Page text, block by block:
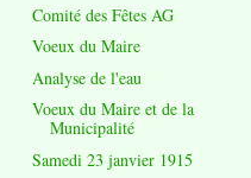
Comité des Fêtes AG
Voeux du Maire
Analyse de l'eau
Voeux du Maire et de la
Municipalité
Samedi 23 janvier 1915